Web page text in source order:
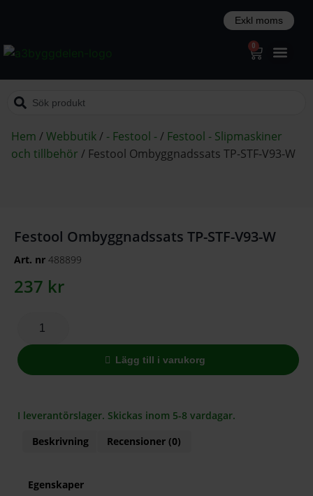
0
Hem /Webbutik/ - Festool -/ Festool - Slipmaskiner
och tillbehör / Festool Ombyggnadssats TP-STF-V93-W
Festool Ombyggnadssats TP-STF-V93-W
Art. nr 488899
237 kr
Lägg till i varukorg
I leverantörslager. Skickas inom 5-8 vardagar.
Beskrivning
Recensioner (0)
Egenskaper